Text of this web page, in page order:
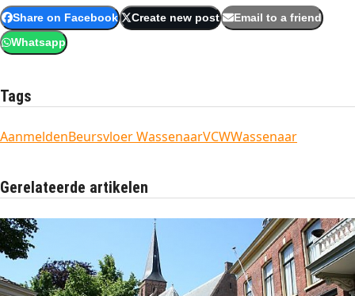
Share on Facebook Create new post Email to a friend
Whatsapp
Tags
AanmeldenBeursvloer WassenaarVCWWassenaar
Gerelateerde artikelen